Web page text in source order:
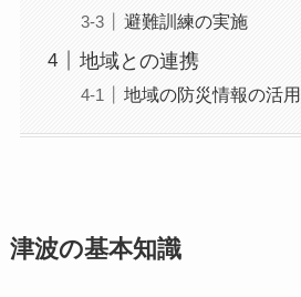
避難訓練の実施
地域との連携
地域の防災情報の活用
津波の基本知識